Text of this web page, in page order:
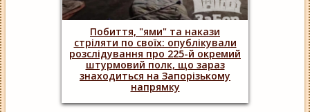
Побиття, "ями" та накази
стріляти по своїх: опублікували
розслідування про 225-й окремий
штурмовий полк, що зараз
знаходиться на Запорізькому
напрямку